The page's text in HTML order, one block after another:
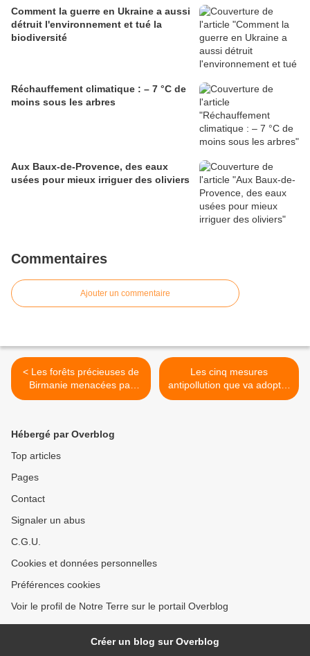
Comment la guerre en Ukraine a aussi
détruit l'environnement et tué la
biodiversité
Réchauffement climatique : – 7 °C de
moins sous les arbres
Aux Baux-de-Provence, des eaux
usées pour mieux irriguer des oliviers
Commentaires
Ajouter un commentaire
< Les forêts précieuses de
Birmanie menacées par
l'abattage
Les cinq mesures
antipollution que va adopter
la ville de Paris >
Hébergé par Overblog
Top articles
Pages
Contact
Signaler un abus
C.G.U.
Cookies et données personnelles
Préférences cookies
Voir le profil de Notre Terre sur le portail Overblog
Créer un blog sur Overblog